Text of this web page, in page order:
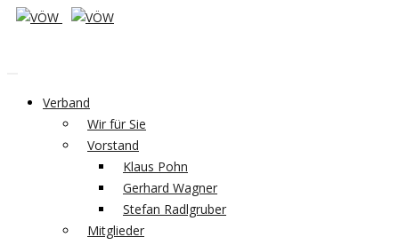
Verband
Wir für Sie
Vorstand
Klaus Pohn
Gerhard Wagner
Stefan Radlgruber
Mitglieder